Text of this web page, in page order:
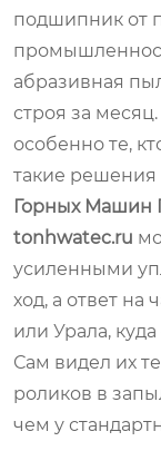
подшипник от
абразивная
строя за
особенно те,
такие решения
Горных Машин
tonhwatec.ru
усиленными
ход, а ответ на
или Урала,
Сам видел их
роликов в
чем у